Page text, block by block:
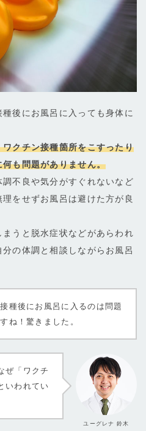
後にお風呂に入っても身体に
クチン接種箇所をこすったり
も問題がありません。
不良や気分がすぐれないなど
をせずお風呂は避けた方が良
うと脱水症状などがあらわれ
の体調と相談しながらお風呂
種後にお風呂に入るのは問題
ね！驚きました。
ユーグレナ 鈴木
ぜ「ワクチ
いわれてい